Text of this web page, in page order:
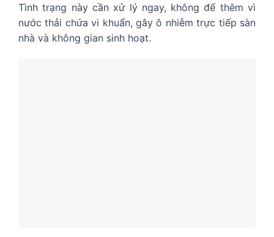
Tình trạng này cần xử lý ngay, không để thêm vì
nước thải chứa vi khuẩn, gây ô nhiễm trực tiếp sàn
nhà và không gian sinh hoạt.